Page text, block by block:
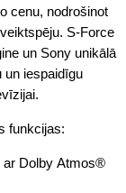
cenu, nodrošinot
S-Force
un Sony unikālā
un iespaidīgu
funkcijas:
Dolby Atmos®